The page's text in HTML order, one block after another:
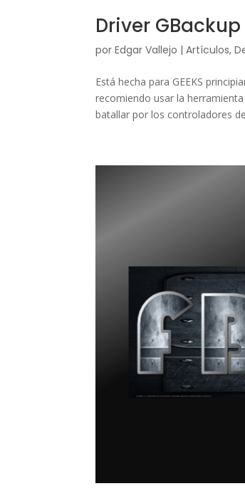
Driver GBackup
porEdgar Vallejo |Artículos,
Está hecha para GEEKS
recomiendo usar la
batallar por los controladores